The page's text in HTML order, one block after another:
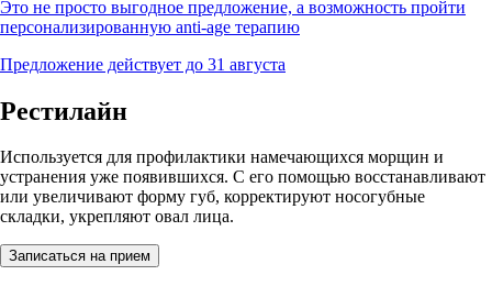
Это не просто выгодное предложение, а возможность пройти
персонализированную anti-age терапию
Предложение действует до 31 августа
Рестилайн
Используется для профилактики намечающихся морщин и
устранения уже появившихся. С его помощью восстанавливают
или увеличивают форму губ, корректируют носогубные
складки, укрепляют овал лица.
Записаться на прием